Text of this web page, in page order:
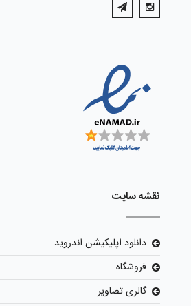
نقشه سایت
دانلود اپلیکیشن اندروید
فروشگاه
گالری تصاویر